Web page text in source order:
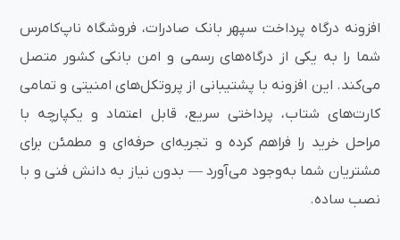
افزونه درگاه پرداخت سپهر بانک صادرات، فروشگاه ناپ‌کامرس
شما را به یکی از درگاه‌های رسمی و امن بانکی کشور متصل
می‌کند. این افزونه با پشتیبانی از پروتکل‌های امنیتی و تمامی
کارت‌های شتاب، پرداختی سریع، قابل اعتماد و یکپارچه با
مراحل خرید را فراهم کرده و تجربه‌ای حرفه‌ای و مطمئن برای
مشتریان شما به‌وجود می‌آورد — بدون نیاز به دانش فنی و با
نصب ساده.